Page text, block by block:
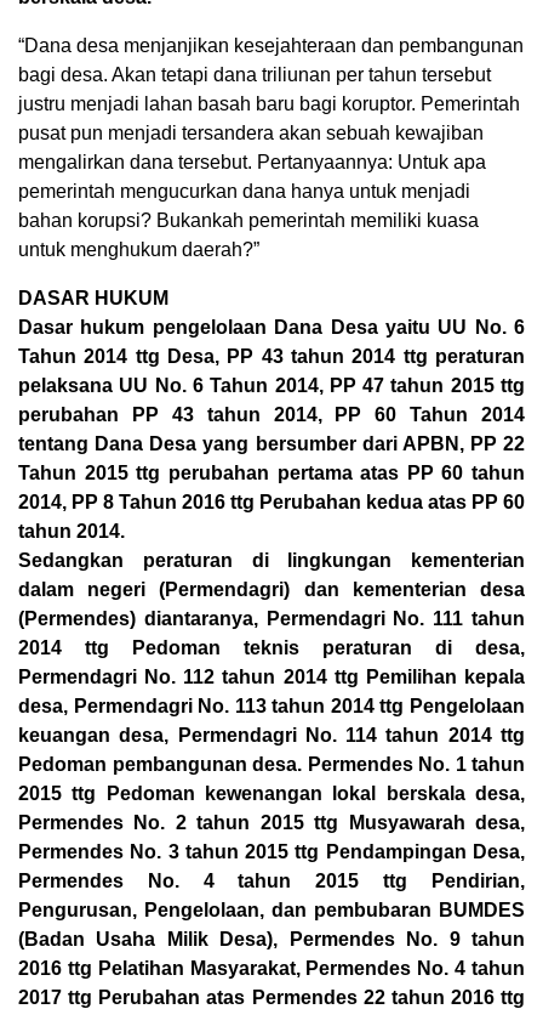
“Dana desa menjanjikan kesejahteraan dan pembangunan
bagi desa. Akan tetapi dana triliunan per tahun tersebut
justru menjadi lahan basah baru bagi koruptor. Pemerintah
pusat pun menjadi tersandera akan sebuah kewajiban
mengalirkan dana tersebut. Pertanyaannya: Untuk apa
pemerintah mengucurkan dana hanya untuk menjadi
bahan korupsi? Bukankah pemerintah memiliki kuasa
untuk menghukum daerah?”
DASAR HUKUM
Dasar hukum pengelolaan Dana Desa yaitu UU No. 6
Tahun 2014 ttg Desa, PP 43 tahun 2014 ttg peraturan
pelaksana UU No. 6 Tahun 2014, PP 47 tahun 2015 ttg
perubahan PP 43 tahun 2014, PP 60 Tahun 2014
tentang Dana Desa yang bersumber dari APBN, PP 22
Tahun 2015 ttg perubahan pertama atas PP 60 tahun
2014, PP 8 Tahun 2016 ttg Perubahan kedua atas PP 60
tahun 2014.
Sedangkan peraturan di lingkungan kementerian
dalam negeri (Permendagri) dan kementerian desa
(Permendes) diantaranya, Permendagri No. 111 tahun
2014 ttg Pedoman teknis peraturan di desa,
Permendagri No. 112 tahun 2014 ttg Pemilihan kepala
desa, Permendagri No. 113 tahun 2014 ttg Pengelolaan
keuangan desa, Permendagri No. 114 tahun 2014 ttg
Pedoman pembangunan desa. Permendes No. 1 tahun
2015 ttg Pedoman kewenangan lokal berskala desa,
Permendes No. 2 tahun 2015 ttg Musyawarah desa,
Permendes No. 3 tahun 2015 ttg Pendampingan Desa,
Permendes No. 4 tahun 2015 ttg Pendirian,
Pengurusan, Pengelolaan, dan pembubaran BUMDES
(Badan Usaha Milik Desa), Permendes No. 9 tahun
2016 ttg Pelatihan Masyarakat, Permendes No. 4 tahun
2017 ttg Perubahan atas Permendes 22 tahun 2016 ttg